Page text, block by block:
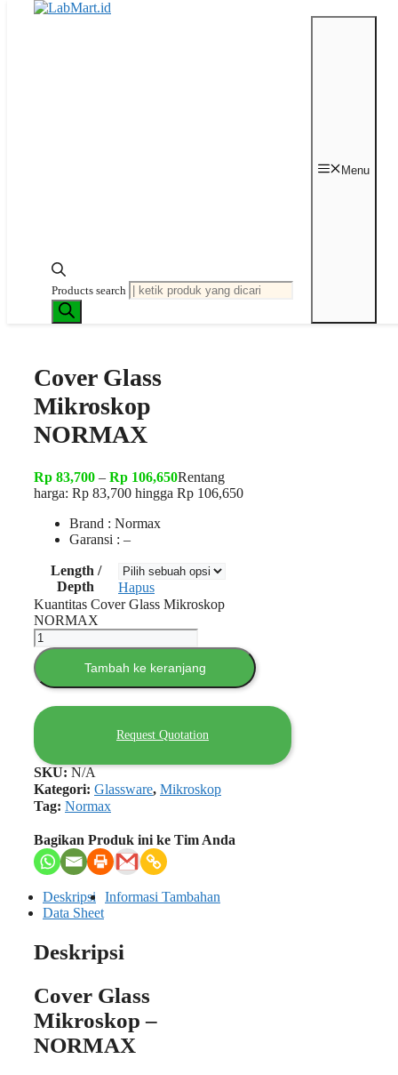
Langsung ke isi
Products search
Menu
Cover Glass
Mikroskop
NORMAX
Rp 83,700 – Rp 106,650Rentang
harga: Rp 83,700 hingga Rp 106,650
Brand : Normax
Garansi : –
Length /
Depth
Hapus
Kuantitas Cover Glass Mikroskop
NORMAX
Tambah ke keranjang
Request Quotation
SKU: N/A
Kategori: Glassware, Mikroskop
Tag: Normax
Bagikan Produk ini ke Tim Anda
Deskripsi Informasi Tambahan
Data Sheet
Deskripsi
Cover Glass
Mikroskop –
NORMAX